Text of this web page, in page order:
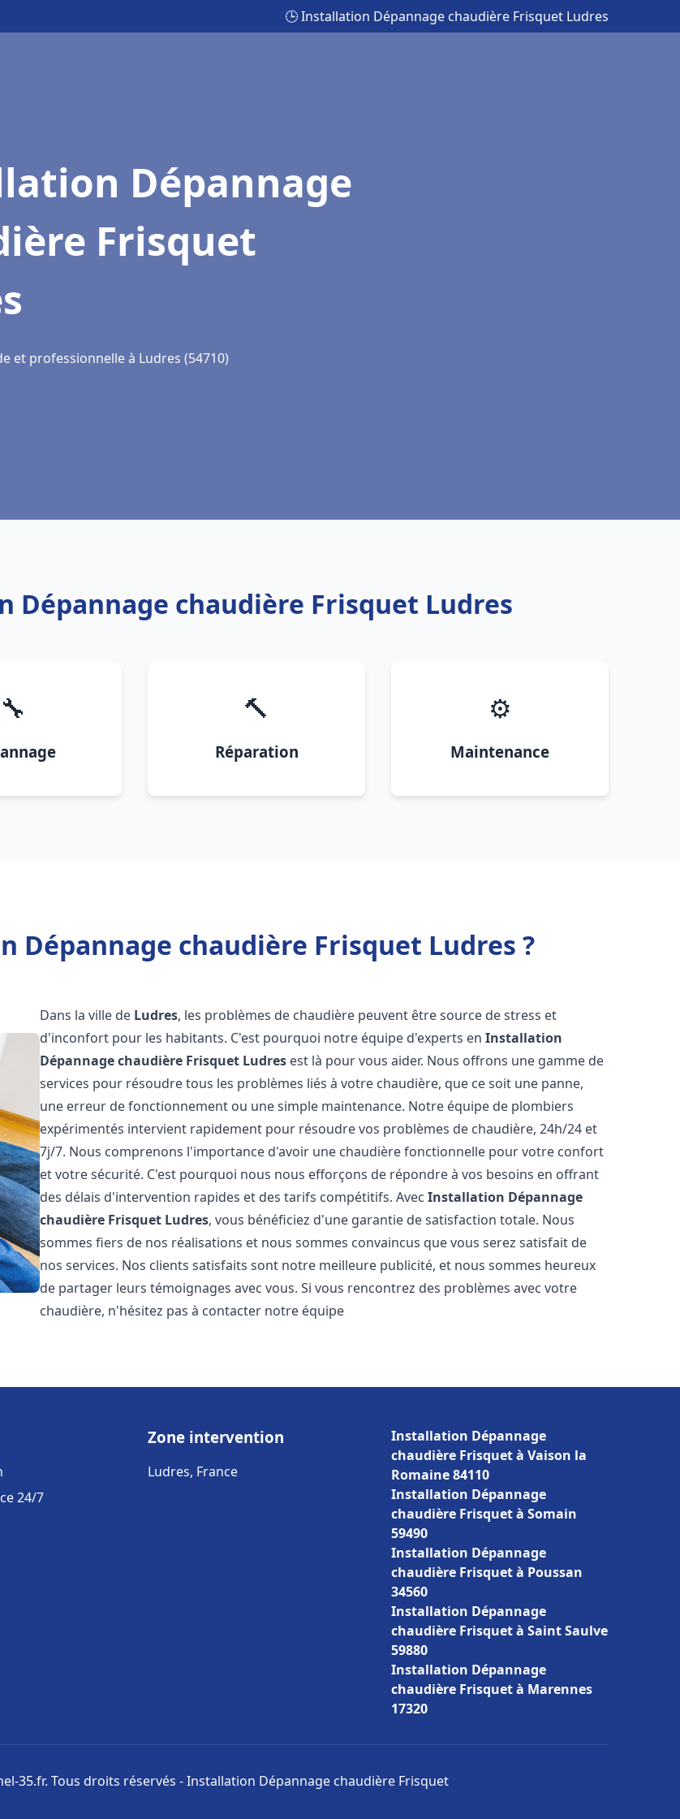
🕒 Installation Dépannage chaudière Frisquet Ludres
Dépannage
Frisquet
et professionnelle à Ludres (54710)
Dépannage chaudière Frisquet Ludres
🔧 🔨
Réparation
⚙️
Maintenance
Dépannage chaudière Frisquet Ludres ?
Dans la ville de Ludres, les problèmes de chaudière peuvent être source de stress et
d'inconfort pour les habitants. C'est pourquoi notre équipe d'experts enInstallation
Dépannage chaudière Frisquet Ludres est là pour vous aider. Nous offrons une gamme de
services pour résoudre tous les problèmes liés à votre chaudière, que ce soit une panne,
une erreur de fonctionnement ou une simple maintenance. Notre équipe de plombiers
expérimentés intervient rapidement pour résoudre vos problèmes de chaudière, 24h/24 et
7j/7. Nous comprenons l'importance d'avoir une chaudière fonctionnelle pour votre confort
et votre sécurité. C'est pourquoi nous nous efforçons de répondre à vos besoins en offrant
des délais d'intervention rapides et des tarifs compétitifs. AvecInstallation Dépannage
chaudière Frisquet Ludres, vous bénéficiez d'une garantie de satisfaction totale. Nous
sommes fiers de nos réalisations et nous sommes convaincus que vous serez satisfait de
nos services. Nos clients satisfaits sont notre meilleure publicité, et nous sommes heureux
de partager leurs témoignages avec vous. Si vous rencontrez des problèmes avec votre
chaudière, n'hésitez pas à contacter notre équipe
24/7
Zone intervention
Ludres, France
Installation Dépannage
chaudière Frisquet à Vaison la
Romaine 84110
Installation Dépannage
chaudière Frisquet à Somain
59490
Installation Dépannage
chaudière Frisquet à Poussan
34560
Installation Dépannage
chaudière Frisquet à Saint Saulve
59880
Installation Dépannage
chaudière Frisquet à Marennes
17320
35.fr. Tous droits réservés - Installation Dépannage chaudière Frisquet